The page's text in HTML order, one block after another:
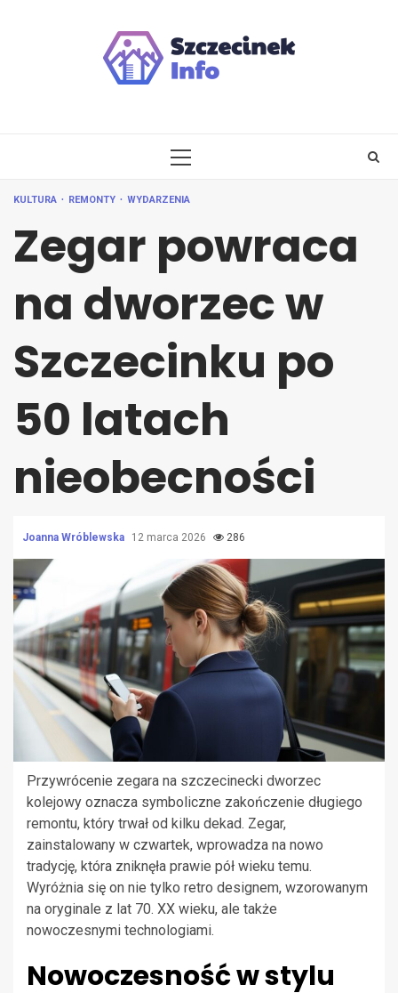
PRIMARY
KULTURA REMONTY WYDARZENIA
Zegar powraca
na dworzec w
Szczecinku po
50 latach
nieobecności
Joanna Wróblewska 12 marca 2026 286
Przywrócenie zegara na szczecinecki dworzec
kolejowy oznacza symboliczne zakończenie długiego
remontu, który trwał od kilku dekad. Zegar,
zainstalowany w czwartek, wprowadza na nowo
tradycję, która zniknęła prawie pół wieku temu.
Wyróżnia się on nie tylko retro designem, wzorowanym
na oryginale z lat 70. XX wieku, ale także
nowoczesnymi technologiami.
Nowoczesność w stylu